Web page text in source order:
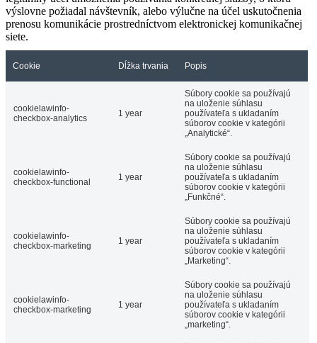
výslovne požiadal návštevník, alebo výlučne na účel uskutočnenia
prenosu komunikácie prostredníctvom elektronickej komunikačnej
siete.
Cookie Dĺžka trvania Popis
cookielawinfo-
checkbox-analytics
1 year
Súbory cookie sa používajú
na uloženie súhlasu
používateľa s ukladaním
súborov cookie v kategórii
„Analytické“.
cookielawinfo-
checkbox-functional
1 year
Súbory cookie sa používajú
na uloženie súhlasu
používateľa s ukladaním
súborov cookie v kategórii
„Funkčné“.
cookielawinfo-
checkbox-marketing
1 year
Súbory cookie sa používajú
na uloženie súhlasu
používateľa s ukladaním
súborov cookie v kategórii
„Marketing“.
cookielawinfo-
checkbox-marketing
1 year
Súbory cookie sa používajú
na uloženie súhlasu
používateľa s ukladaním
súborov cookie v kategórii
„marketing“.